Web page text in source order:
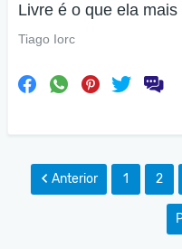
Livre é o que ela mais
Tiago Iorc
Anterior 1 2